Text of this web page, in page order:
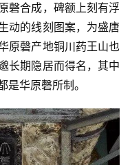
磬合成，碑额上刻有浮
动的线刻图案，为盛唐
原磬产地铜川药王山也
长期隐居而得名，其中
华原磬所制。